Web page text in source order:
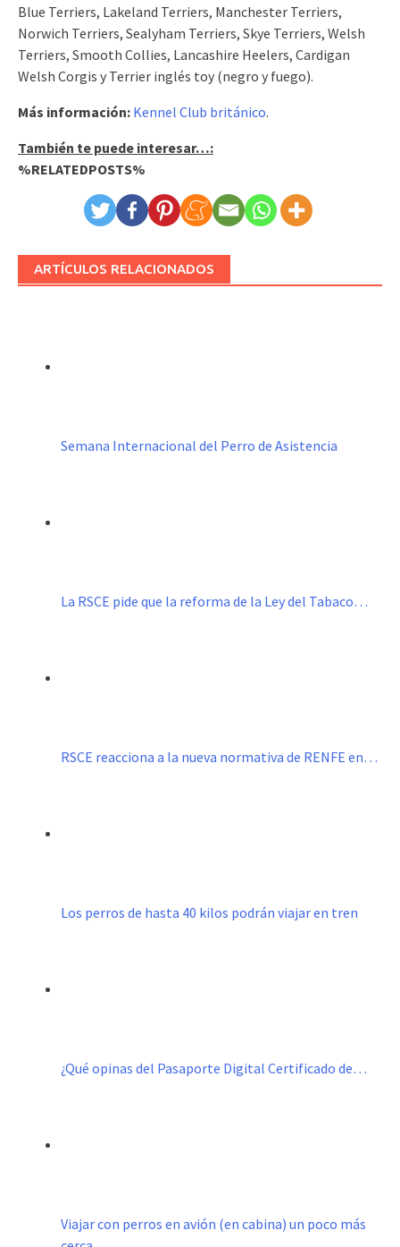
Blue Terriers, Lakeland Terriers, Manchester Terriers,
Norwich Terriers, Sealyham Terriers, Skye Terriers, Welsh
Terriers, Smooth Collies, Lancashire Heelers, Cardigan
Welsh Corgis y Terrier inglés toy (negro y fuego).
Más información: Kennel Club británico.
También te puede interesar…:
%RELATEDPOSTS%
ARTÍCULOS RELACIONADOS
Semana Internacional del Perro de Asistencia
La RSCE pide que la reforma de la Ley del Tabaco…
RSCE reacciona a la nueva normativa de RENFE en…
Los perros de hasta 40 kilos podrán viajar en tren
¿Qué opinas del Pasaporte Digital Certificado de…
Viajar con perros en avión (en cabina) un poco más